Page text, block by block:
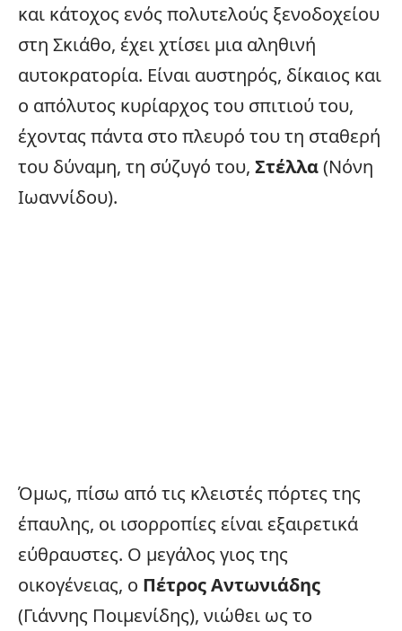
και κάτοχος ενός πολυτελούς ξενοδοχείου
στη Σκιάθο, έχει χτίσει μια αληθινή
αυτοκρατορία. Είναι αυστηρός, δίκαιος και
ο απόλυτος κυρίαρχος του σπιτιού του,
έχοντας πάντα στο πλευρό του τη σταθερή
του δύναμη, τη σύζυγό του, Στέλλα(Νόνη
Ιωαννίδου).
Όμως, πίσω από τις κλειστές πόρτες της
έπαυλης, οι ισορροπίες είναι εξαιρετικά
εύθραυστες. Ο μεγάλος γιος της
οικογένειας, ο Πέτρος Αντωνιάδης
(Γιάννης Ποιμενίδης), νιώθει ως το